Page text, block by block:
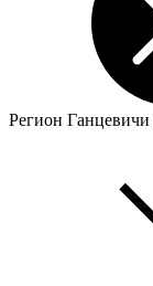
Регион Ганцевичи